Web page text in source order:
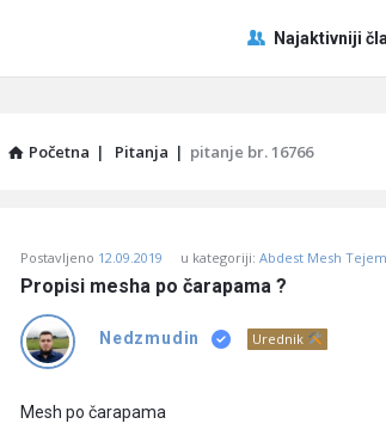
Pitaj
Učene
Navigacija
Najaktivniji
Početna | Pitanja | pitanje br. 16766
Učene
Latest
Pitanja
Postavljeno 12.09.2019 u kategoriji: Abdest Mesh
Propisi mesha po čarapama ?
Nedzmudin Urednik
Mesh po čarapama